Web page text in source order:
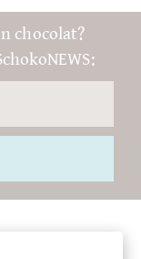
chocolat?